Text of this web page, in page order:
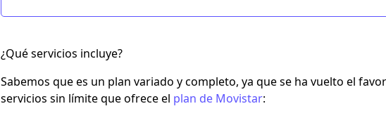
¿Qué servicios incluye?
Sabemos que es un plan variado y completo, ya que se ha vuelto el
servicios sin límite que ofrece el plan de Movistar: